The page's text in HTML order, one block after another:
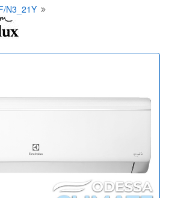
N3_21Y